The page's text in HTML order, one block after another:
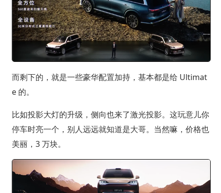
而剩下的，就是一些豪华配置加持，基本都是给 Ultimat
e 的。
比如投影大灯的升级，侧向也来了激光投影。这玩意儿你
停车时亮一个，别人远远就知道是大哥。当然嘛，价格也
美丽，3 万块。